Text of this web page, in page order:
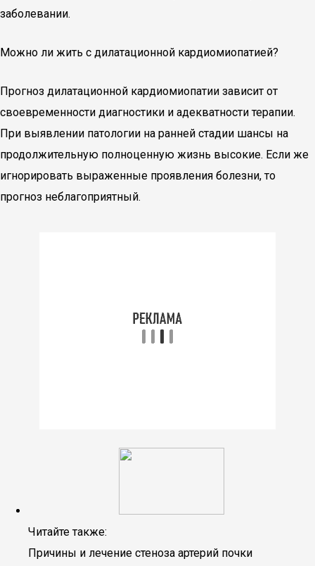
заболевании.
Можно ли жить с дилатационной кардиомиопатией?
Прогноз дилатационной кардиомиопатии зависит от
своевременности диагностики и адекватности терапии.
При выявлении патологии на ранней стадии шансы на
продолжительную полноценную жизнь высокие. Если же
игнорировать выраженные проявления болезни, то
прогноз неблагоприятный.
Читайте также:
Причины и лечение стеноза артерий почки